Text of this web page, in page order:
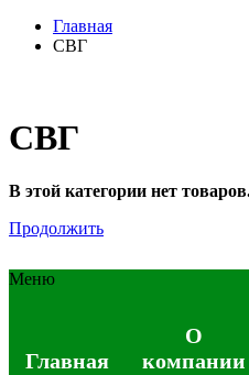
Главная
СВГ
СВГ
В этой категории нет
Продолжить
Меню
Главная
О
компании